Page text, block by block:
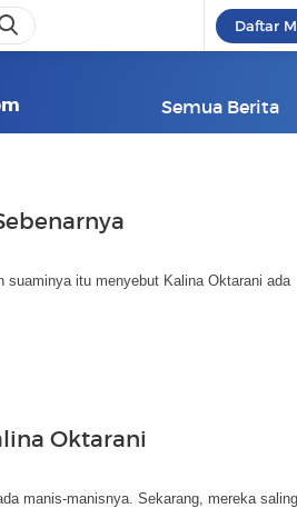
Daftar
Semua Berita
itu menyebut Kalina Oktarani ada
Oktarani
manis-manisnya. Sekarang, mereka saling